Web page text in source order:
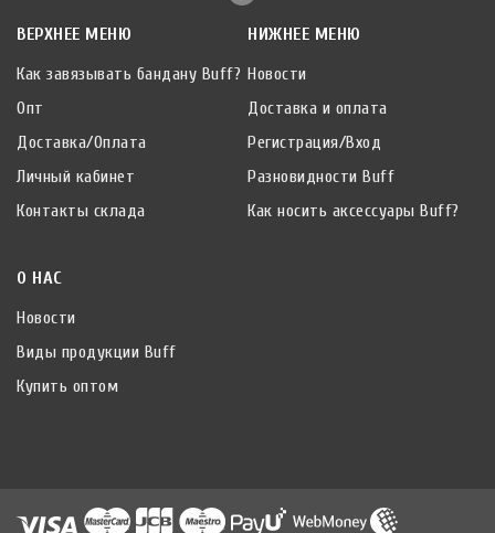
ВЕРХНЕЕ МЕНЮ
Как завязывать бандану Buff?
Опт
Доставка/Оплата
Личный кабинет
Контакты склада
НИЖНЕЕ МЕНЮ
Новости
Доставка и оплата
Регистрация/Вход
Разновидности Buff
Как носить аксессуары Buff?
О НАС
Новости
Виды продукции Buff
Купить оптом